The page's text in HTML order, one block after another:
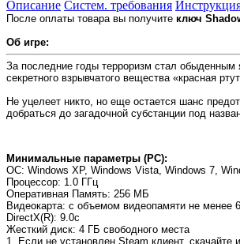
Описание Систем. требования
После оплаты товара вы получите ключ
Об игре:
За последние годы терроризм стал
секретного взрывчатого вещества «красная
Не уцелеет никто, но еще остается шанс
добраться до загадочной субстанции под
Минимальные параметры (PC):
OC: Windows XP, Windows Vista, Windows 7,
Процессор: 1.0 ГГц
Оперативная Память: 256 MБ
Видеокарта: с объемом видеопамяти не менее
DirectX(R): 9.0c
Жесткий диск: 4 ГБ свободного места
1. Если не установлен Steam клиент, скачайте и